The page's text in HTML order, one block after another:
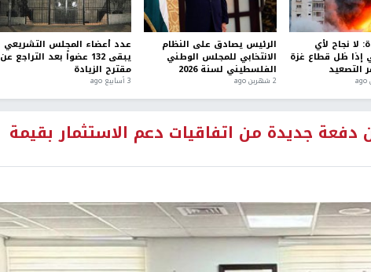
لا نجاح لأي
إذا ظل قطاع غزة
التصعيد
الرئيس يصادق على النظام
الانتخابي للمجلس الوطني
الفلسطيني لسنة 2026
2 شهرين ago
عدد أعضاء المجلس التشريعي
يبقى 132 عضواً بعد التراجع عن
مقترح الزيادة
3 أسابيع ago
دفعة جديدة من اتفاقيات دعم الاستثمار بقيمة